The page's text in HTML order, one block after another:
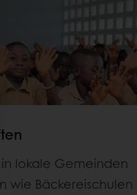
lokale Gemeinden
wie Bäckereischulen